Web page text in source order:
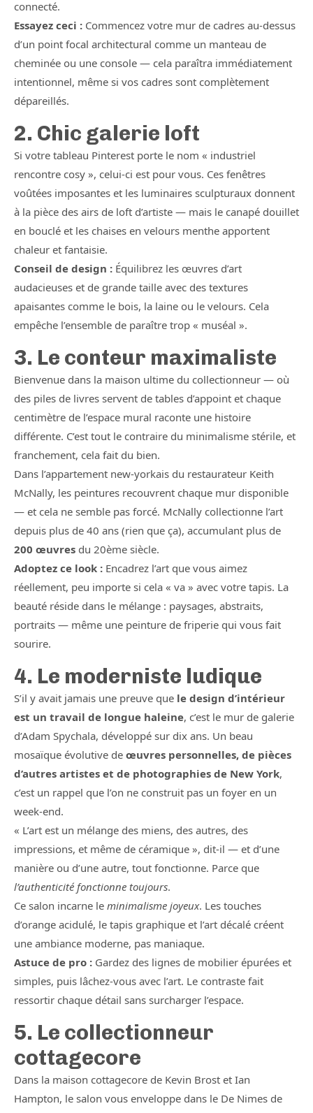
connecté.
Essayez ceci : Commencez votre mur de cadres au-dessus
d’un point focal architectural comme un manteau de
cheminée ou une console — cela paraîtra immédiatement
intentionnel, même si vos cadres sont complètement
dépareillés.
2. Chic galerie loft
Si votre tableau Pinterest porte le nom « industriel
rencontre cosy », celui-ci est pour vous. Ces fenêtres
voûtées imposantes et les luminaires sculpturaux donnent
à la pièce des airs de loft d’artiste — mais le canapé douillet
en bouclé et les chaises en velours menthe apportent
chaleur et fantaisie.
Conseil de design : Équilibrez les œuvres d’art
audacieuses et de grande taille avec des textures
apaisantes comme le bois, la laine ou le velours. Cela
empêche l’ensemble de paraître trop « muséal ».
3. Le conteur maximaliste
Bienvenue dans la maison ultime du collectionneur — où
des piles de livres servent de tables d’appoint et chaque
centimètre de l’espace mural raconte une histoire
différente. C’est tout le contraire du minimalisme stérile, et
franchement, cela fait du bien.
Dans l’appartement new-yorkais du restaurateur Keith
McNally, les peintures recouvrent chaque mur disponible
— et cela ne semble pas forcé. McNally collectionne l’art
depuis plus de 40 ans (rien que ça), accumulant plus de
200 œuvres du 20ème siècle.
Adoptez ce look : Encadrez l’art que vous aimez
réellement, peu importe si cela « va » avec votre tapis. La
beauté réside dans le mélange : paysages, abstraits,
portraits — même une peinture de friperie qui vous fait
sourire.
4. Le moderniste ludique
S’il y avait jamais une preuve que le design d’intérieur
est un travail de longue haleine, c’est le mur de galerie
d’Adam Spychala, développé sur dix ans. Un beau
mosaïque évolutive de œuvres personnelles, de pièces
d’autres artistes et de photographies de New York,
c’est un rappel que l’on ne construit pas un foyer en un
week-end.
« L’art est un mélange des miens, des autres, des
impressions, et même de céramique », dit-il — et d’une
manière ou d’une autre, tout fonctionne. Parce que
l’authenticité fonctionne toujours.
Ce salon incarne le minimalisme joyeux. Les touches
d’orange acidulé, le tapis graphique et l’art décalé créent
une ambiance moderne, pas maniaque.
Astuce de pro : Gardez des lignes de mobilier épurées et
simples, puis lâchez-vous avec l’art. Le contraste fait
ressortir chaque détail sans surcharger l’espace.
5. Le collectionneur
cottagecore
Dans la maison cottagecore de Kevin Brost et Ian
Hampton, le salon vous enveloppe dans le De Nimes de